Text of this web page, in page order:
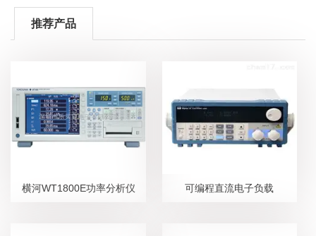
推荐产品
横河WT1800E功率分析仪 可编程直流电子负载